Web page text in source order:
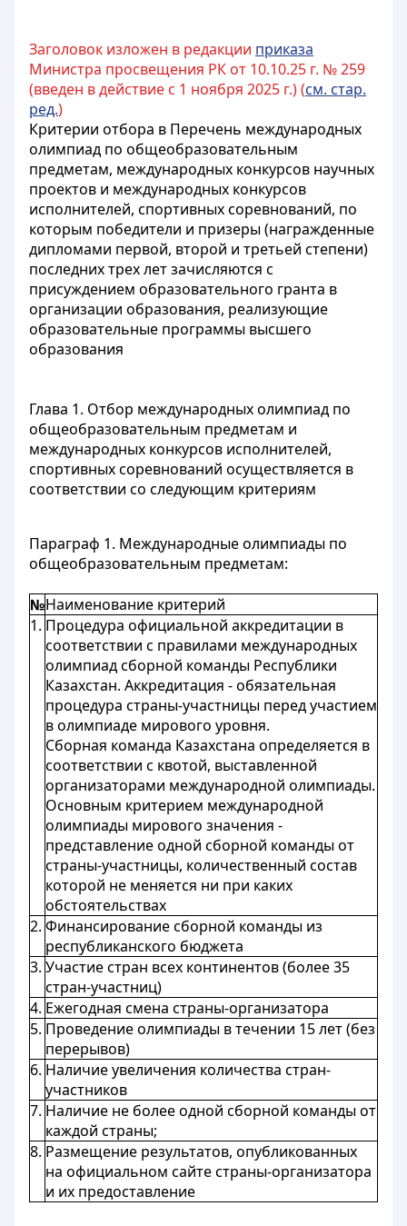
Заголовок изложен в редакции приказа
Министра просвещения РК от 10.10.25 г. № 259
(введен в действие с 1 ноября 2025 г.) (см. стар.
ред.)
Критерии отбора в Перечень международных
олимпиад по общеобразовательным
предметам, международных конкурсов научных
проектов и международных конкурсов
исполнителей, спортивных соревнований, по
которым победители и призеры (награжденные
дипломами первой, второй и третьей степени)
последних трех лет зачисляются с
присуждением образовательного гранта в
организации образования, реализующие
образовательные программы высшего
образования
Глава 1. Отбор международных олимпиад по
общеобразовательным предметам и
международных конкурсов исполнителей,
спортивных соревнований осуществляется в
соответствии со следующим критериям
Параграф 1. Международные олимпиады по
общеобразовательным предметам:
№Наименование критерий
1. Процедура официальной аккредитации в
соответствии с правилами международных
олимпиад сборной команды Республики
Казахстан. Аккредитация - обязательная
процедура страны-участницы перед участием
в олимпиаде мирового уровня.
Сборная команда Казахстана определяется в
соответствии с квотой, выставленной
организаторами международной олимпиады.
Основным критерием международной
олимпиады мирового значения -
представление одной сборной команды от
страны-участницы, количественный состав
которой не меняется ни при каких
обстоятельствах
2. Финансирование сборной команды из
республиканского бюджета
3. Участие стран всех континентов (более 35
стран-участниц)
4. Ежегодная смена страны-организатора
5. Проведение олимпиады в течении 15 лет (без
перерывов)
6. Наличие увеличения количества стран-
участников
7. Наличие не более одной сборной команды от
каждой страны;
8. Размещение результатов, опубликованных
на официальном сайте страны-организатора
и их предоставление